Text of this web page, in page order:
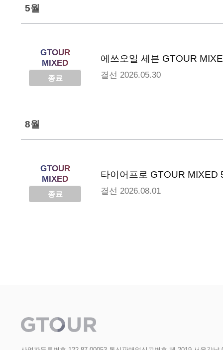
5월
GTOUR
MIXED
종료
에쓰오일 세븐 GTOUR
결선 2026.05.30
8월
GTOUR
MIXED
종료
타이어프로 GTOUR MIXED
결선 2026.08.01